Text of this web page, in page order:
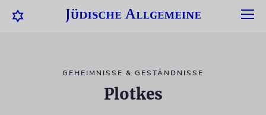
GEHEIMNISSE & GESTÄNDNISSE
Plotkes